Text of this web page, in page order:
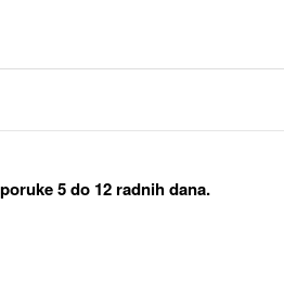
5 do 12 radnih dana.